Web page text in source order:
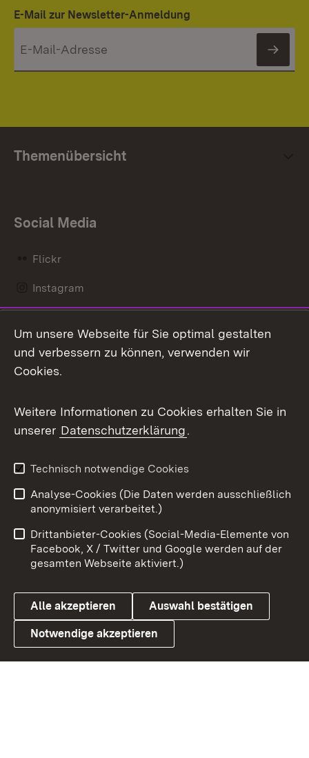
E-Mail zur Newsletter-Anmeldung
Themenübersicht
Social Media
Flickr
Instagram
Mastodon
Messenger
Social Wall
X / Twitter
Youtube
Link zum Landesportal
Benutzungshinweise
Barrierefreiheit
Datenschutz
Cookies
Um unsere Webseite für Sie optimal gestalten
und verbessern zu können, verwenden wir
Cookies.
Weitere Informationen zu Cookies erhalten Sie in
unserer Datenschutzerklärung.
Technisch notwendige Cookies
Analyse-Cookies (Die Daten werden ausschließlich
anonymisiert verarbeitet.)
Drittanbieter-Cookies (Social-Media-Elemente von
Facebook, X / Twitter und Google werden auf der
gesamten Webseite aktiviert.)
Alle akzeptieren Auswahl bestätigen
Notwendige akzeptieren